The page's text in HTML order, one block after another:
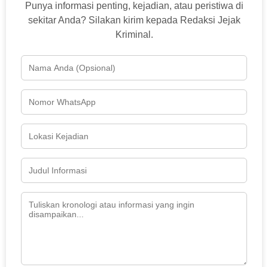
Punya informasi penting, kejadian, atau peristiwa di
sekitar Anda? Silakan kirim kepada Redaksi Jejak
Kriminal.